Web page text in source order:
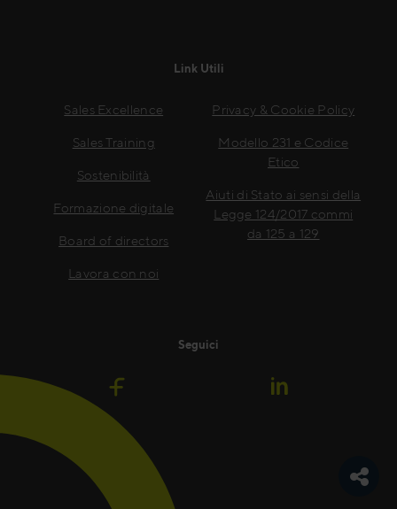
Link Utili
Sales Excellence
Sales Training
Sostenibilità
Formazione digitale
Board of directors
Lavora con noi
Privacy & Cookie Policy
Modello 231 e Codice
Etico
Aiuti di Stato ai sensi della
Legge 124/2017 commi
da 125 a 129
Seguici